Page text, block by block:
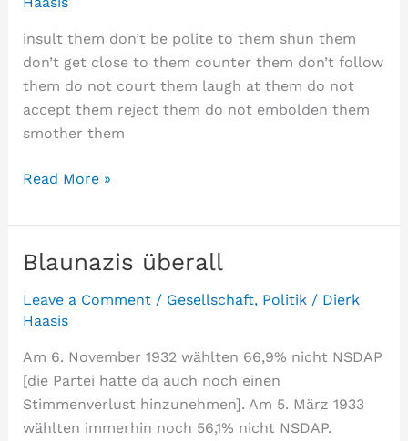
insult them don’t be polite to them shun them
don’t get close to them counter them don’t follow
them do not court them laugh at them do not
accept them reject them do not embolden them
smother them
Dealing
Nazis
Read More »
Blaunazis überall
Leave a Comment / Gesellschaft, Politik/ Dierk
Haasis
Am 6. November 1932 wählten 66,9% nicht NSDAP
[die Partei hatte da auch noch einen
Stimmenverlust hinzunehmen]. Am 5. März 1933
wählten immerhin noch 56,1% nicht NSDAP.